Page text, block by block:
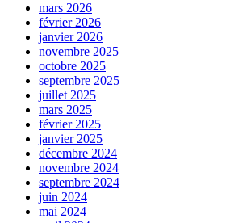
mars 2026
février 2026
janvier 2026
novembre 2025
octobre 2025
septembre 2025
juillet 2025
mars 2025
février 2025
janvier 2025
décembre 2024
novembre 2024
septembre 2024
juin 2024
mai 2024